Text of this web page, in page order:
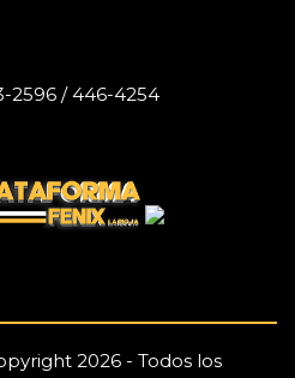
2596 / 446-4254
2026 - Todos los